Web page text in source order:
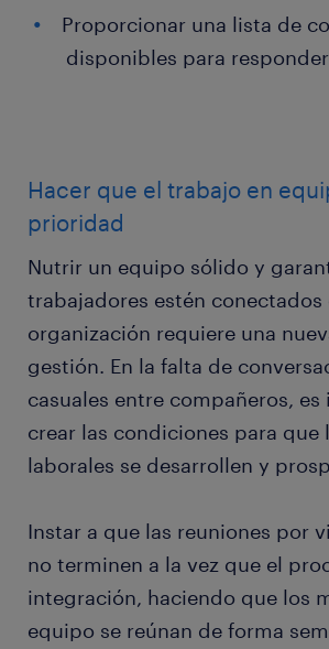
Proporcionar una lista de
disponibles para
Hacer que el trabajo en
prioridad
Nutrir un equipo sólido y
trabajadores estén conectados
organización requiere una
gestión. En la falta de
casuales entre compañeros,
crear las condiciones para que
laborales se desarrollen y
Instar a que las reuniones por
no terminen a la vez que el
integración, haciendo que los
equipo se reúnan de forma